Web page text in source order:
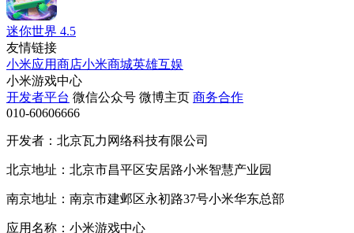
迷你世界 4.5
友情链接
小米应用商店小米商城英雄互娱
小米游戏中心
开发者平台 微信公众号 微博主页 商务合作
010-60606666
开发者：北京瓦力网络科技有限公司
北京地址：北京市昌平区安居路小米智慧产业园
南京地址：南京市建邺区永初路37号小米华东总部
应用名称：小米游戏中心